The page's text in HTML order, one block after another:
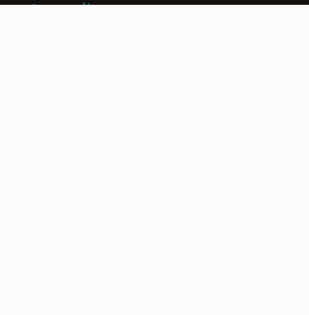
Spørgsmål og svar